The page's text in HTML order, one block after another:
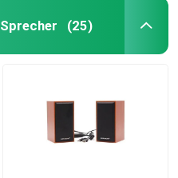
(25)